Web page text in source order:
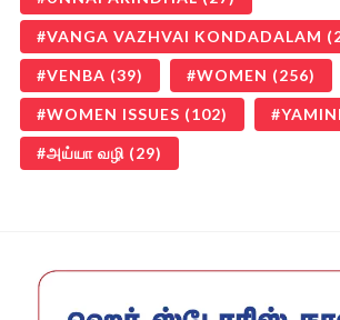
VANGA VAZHVAI KONDADALAM
VENBA (39) WOMEN (256)
WOMEN ISSUES (102) YAMINI
அய்யா வழி (29)